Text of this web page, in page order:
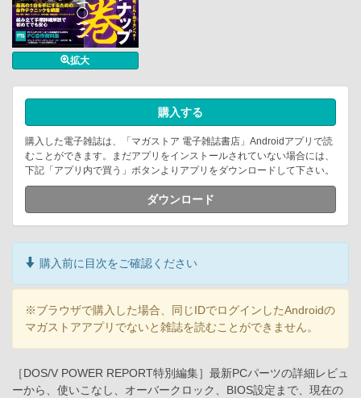
拡大
購入する
購入した電子雑誌は、「マガストア 電子雑誌書店」Androidアプリで読
むことができます。まだアプリをインストールされていない場合には、
下記「アプリ内で買う」ボタンよりアプリをダウンロードして下さい。
ダウンロード
購入前に目次をご確認ください
※ブラウザで購入した場合、同じIDでログインしたAndroidの
マガストアアプリでないと雑誌を読むことができません。
［DOS/V POWER REPORT特別編集］最新PCパーツの詳細レビュ
ーから、使いこなし、オーバークロック、BIOS設定まで、現在の